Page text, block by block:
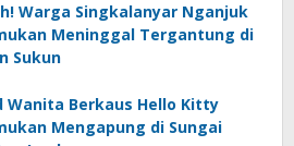
Warga Singkalanyar Nganjuk
Meninggal Tergantung di
Sukun
Wanita Berkaus Hello Kitty
Mengapung di Sungai